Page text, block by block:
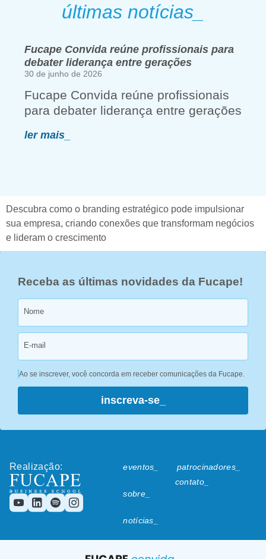
últimas notícias_
Fucape Convida reúne profissionais para
debater liderança entre gerações
30 de junho de 2026
Fucape Convida reúne profissionais
para debater liderança entre gerações
ler mais_
Descubra como o branding estratégico pode impulsionar
sua empresa, criando conexões que transformam negócios
e lideram o crescimento
Realização: eventos_
sobre_
notícias_
patrocinadores_
contato_
Receba as últimas novidades da Fucape!
Nome
E-mail
Ao se inscrever, você concorda em receber comunicações da Fucape.
inscreva-se_